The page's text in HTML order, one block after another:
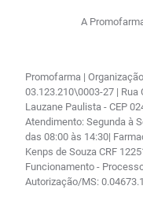
A
Promofarma |
03.123.210\0003-27 | Rua
Lauzane Paulista - CEP
Atendimento: Segunda à
das 08:00 às 14:30|
Kenps de Souza CRF
Funcionamento -
Autorização/MS: